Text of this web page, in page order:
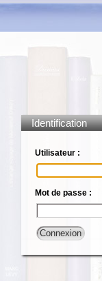
Identification
Utilisateur :
Mot de passe :